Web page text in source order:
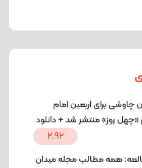
برای اربعین امام
روز» منتشر شد + دانلود
2.92
همه مطالب مجله میدان